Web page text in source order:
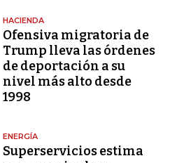
HACIENDA
Ofensiva migratoria de
Trump lleva las órdenes
de deportación a su
nivel más alto desde
1998
ENERGÍA
Superservicios estima